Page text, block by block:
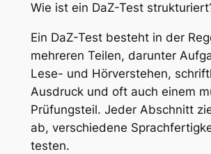
Wie ist ein DaZ-Test
Ein DaZ-Test besteht in der
mehreren Teilen, darunter
Lese- und Hörverstehen,
Ausdruck und oft auch einem
Prüfungsteil. Jeder Abschnitt
ab, verschiedene
testen.